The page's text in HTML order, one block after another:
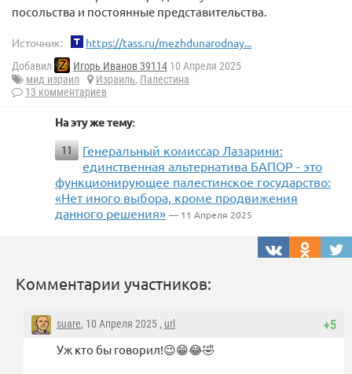
посольства и постоянные представительства.
Источник: https://tass.ru/mezhdunarodnay...
Добавил Игорь Иванов 39114 10 Апреля 2025
мид израил
Израиль, Палестина
13 комментариев
На эту же тему:
11
Генеральный комиссар Лазарини:
единственная альтернатива БАПОР - это
функционирующее палестинское государство:
«Нет иного выбора, кроме продвижения
данного решения» — 11 Апреля 2025
Комментарии участников:
+5
suare, 10 Апреля 2025 , url
Уж кто бы говорил!😉😁😂🤣